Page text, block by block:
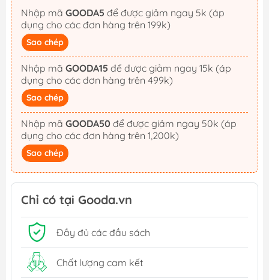
Nhập mã GOODA5
dụng cho các đơn hàng trên 199k)
Sao chép
Nhập mã GOODA15
dụng cho các đơn hàng trên 499k)
Sao chép
Nhập mã GOODA50
dụng cho các đơn hàng trên 1,200k)
Sao chép
Chỉ có tại Gooda.vn
Đầy đủ các đầu sách
Chất lượng cam kết